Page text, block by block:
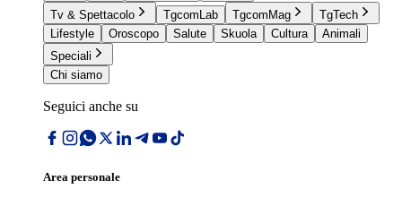
Tv & Spettacolo
TgcomLab TgcomMag
TgTech
Lifestyle
Oroscopo Salute Skuola Cultura
Animali
Speciali
Chi siamo
Seguici anche su
Area personale